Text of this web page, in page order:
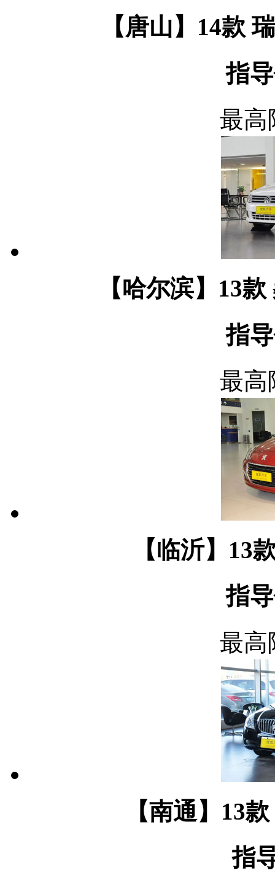
【唐山】14款
指
最高
【哈尔滨】13
指
最高
【临沂】13
指
最高
【南通】13
指